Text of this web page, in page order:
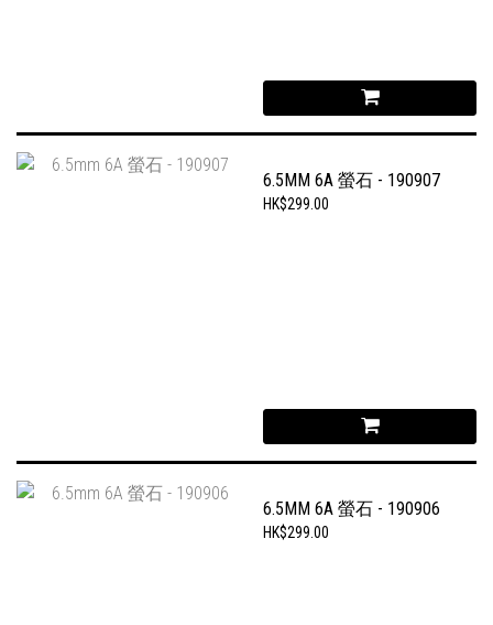
6.5MM 6A 螢石 - 190907
HK$299.00
6.5MM 6A 螢石 - 190906
HK$299.00